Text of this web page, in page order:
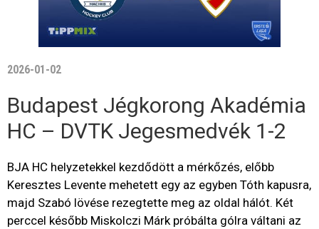
2026-01-02
Budapest Jégkorong Akadémia
HC – DVTK Jegesmedvék 1-2
BJA HC helyzetekkel kezdődött a mérkőzés, előbb
Keresztes Levente mehetett egy az egyben Tóth kapusra,
majd Szabó lövése rezegtette meg az oldal hálót. Két
perccel később Miskolczi Márk próbálta gólra váltani az